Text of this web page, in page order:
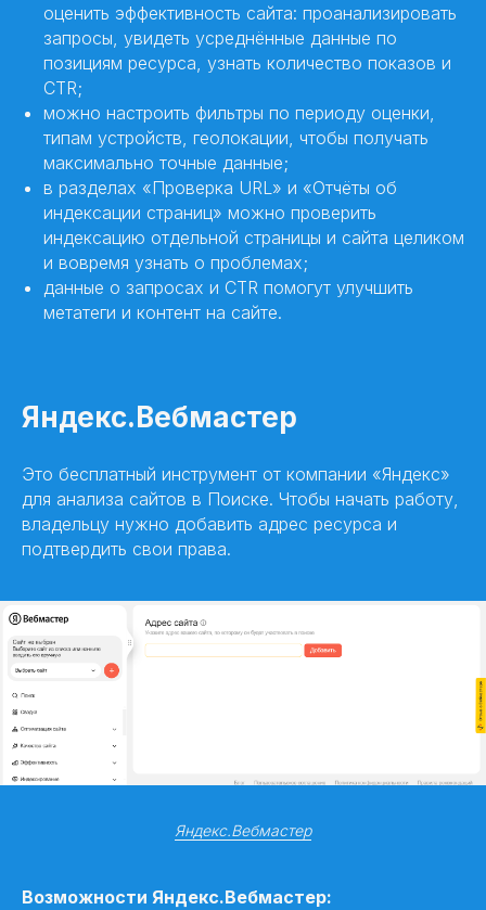
оценить эффективность сайта: проанализировать
запросы, увидеть усреднённые данные по
позициям ресурса, узнать количество показов и
CTR;
можно настроить фильтры по периоду оценки,
типам устройств, геолокации, чтобы получать
максимально точные данные;
в разделах «Проверка URL» и «Отчёты об
индексации страниц» можно проверить
индексацию отдельной страницы и сайта целиком
и вовремя узнать о проблемах;
данные о запросах и CTR помогут улучшить
метатеги и контент на сайте.
Яндекс.Вебмастер
Это бесплатный инструмент от компании «Яндекс»
для анализа сайтов в Поиске. Чтобы начать работу,
владельцу нужно добавить адрес ресурса и
подтвердить свои права.
Яндекс.Вебмастер
Возможности Яндекс.Вебмастер: